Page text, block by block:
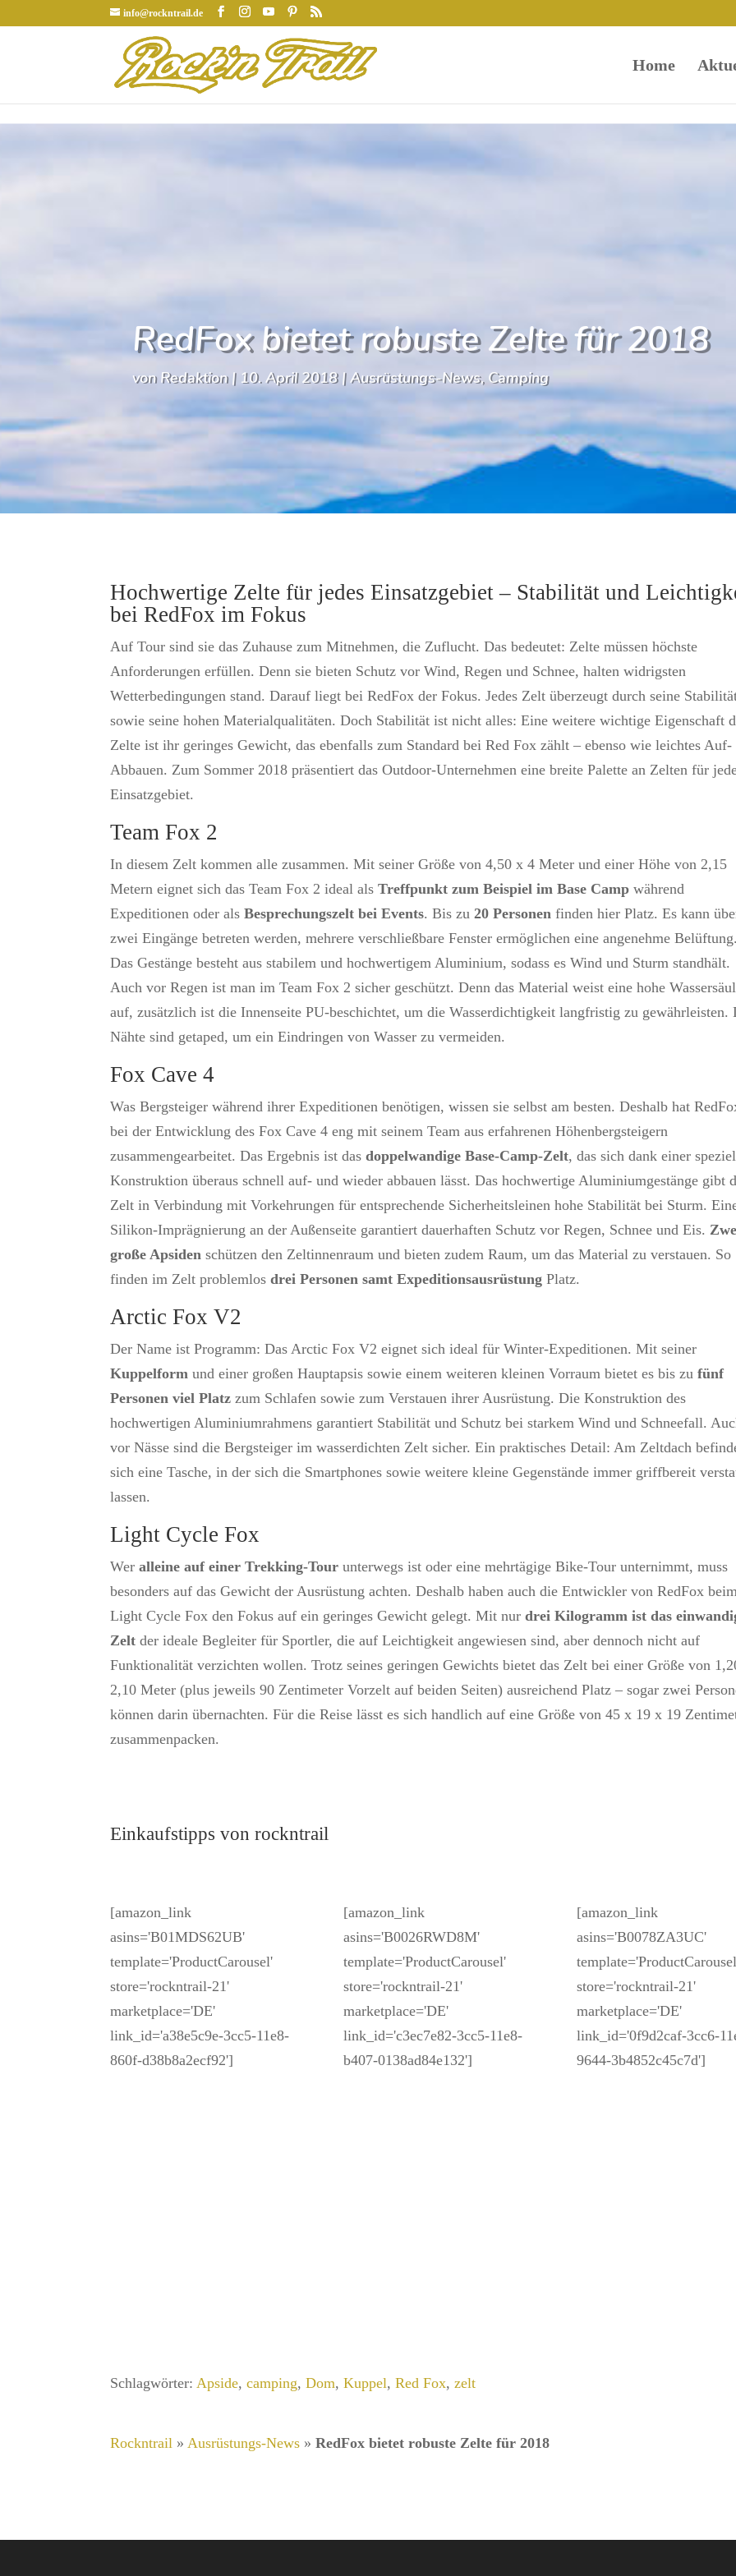
info@rockntrail.de
Home
RedFox bietet robuste Zelte für 2018
vonRedaktion| 10. April 2018|Ausrüstungs-News, Camping
Hochwertige Zelte für jedes Einsatzgebiet – Stabilität und
bei RedFox im Fokus
Auf Tour sind sie das Zuhause zum Mitnehmen, die Zuflucht. Das bedeutet: Zelte müssen höchste
Anforderungen erfüllen. Denn sie bieten Schutz vor Wind, Regen und Schnee, halten widrigsten
Wetterbedingungen stand. Darauf liegt bei RedFox der Fokus. Jedes Zelt überzeugt durch seine
sowie seine hohen Materialqualitäten. Doch Stabilität ist nicht alles: Eine weitere wichtige Eigenschaft
Zelte ist ihr geringes Gewicht, das ebenfalls zum Standard bei Red Fox zählt – ebenso wie leichtes Auf-
Abbauen. Zum Sommer 2018 präsentiert das Outdoor-Unternehmen eine breite Palette an Zelten für
Einsatzgebiet.
Team Fox 2
In diesem Zelt kommen alle zusammen. Mit seiner Größe von 4,50 x 4 Meter und einer Höhe von 2,15
Metern eignet sich das Team Fox 2 ideal alsTreffpunkt zum Beispiel im Base Camp während
Expeditionen oder alsBesprechungszelt bei Events. Bis zu20 Personen finden hier Platz. Es kann
zwei Eingänge betreten werden, mehrere verschließbare Fenster ermöglichen eine angenehme Belüftung.
Das Gestänge besteht aus stabilem und hochwertigem Aluminium, sodass es Wind und Sturm standhält.
Auch vor Regen ist man im Team Fox 2 sicher geschützt. Denn das Material weist eine hohe
auf, zusätzlich ist die Innenseite PU-beschichtet, um die Wasserdichtigkeit langfristig zu gewährleisten.
Nähte sind getaped, um ein Eindringen von Wasser zu vermeiden.
Fox Cave 4
Was Bergsteiger während ihrer Expeditionen benötigen, wissen sie selbst am besten. Deshalb hat
bei der Entwicklung des Fox Cave 4 eng mit seinem Team aus erfahrenen Höhenbergsteigern
zusammengearbeitet. Das Ergebnis ist dasdoppelwandige Base-Camp-Zelt, das sich dank einer
Konstruktion überaus schnell auf- und wieder abbauen lässt. Das hochwertige Aluminiumgestänge gibt
Zelt in Verbindung mit Vorkehrungen für entsprechende Sicherheitsleinen hohe Stabilität bei Sturm.
Silikon-Imprägnierung an der Außenseite garantiert dauerhaften Schutz vor Regen, Schnee und Eis.
große Apsiden schützen den Zeltinnenraum und bieten zudem Raum, um das Material zu verstauen. So
finden im Zelt problemlosdrei Personen samt Expeditionsausrüstung Platz.
Arctic Fox V2
Der Name ist Programm: Das Arctic Fox V2 eignet sich ideal für Winter-Expeditionen. Mit seiner
Kuppelform und einer großen Hauptapsis sowie einem weiteren kleinen Vorraum bietet es bis zufünf
Personen viel Platz zum Schlafen sowie zum Verstauen ihrer Ausrüstung. Die Konstruktion des
hochwertigen Aluminiumrahmens garantiert Stabilität und Schutz bei starkem Wind und Schneefall.
vor Nässe sind die Bergsteiger im wasserdichten Zelt sicher. Ein praktisches Detail: Am Zeltdach
sich eine Tasche, in der sich die Smartphones sowie weitere kleine Gegenstände immer griffbereit
lassen.
Light Cycle Fox
Weralleine auf einer Trekking-Tour unterwegs ist oder eine mehrtägige Bike-Tour unternimmt, muss
besonders auf das Gewicht der Ausrüstung achten. Deshalb haben auch die Entwickler von RedFox
Light Cycle Fox den Fokus auf ein geringes Gewicht gelegt. Mit nurdrei Kilogramm ist das
Zelt der ideale Begleiter für Sportler, die auf Leichtigkeit angewiesen sind, aber dennoch nicht auf
Funktionalität verzichten wollen. Trotz seines geringen Gewichts bietet das Zelt bei einer Größe von
2,10 Meter (plus jeweils 90 Zentimeter Vorzelt auf beiden Seiten) ausreichend Platz – sogar zwei
können darin übernachten. Für die Reise lässt es sich handlich auf eine Größe von 45 x 19 x 19
zusammenpacken.
Einkaufstipps von rockntrail
[amazon_link
asins='B01MDS62UB'
template='ProductCarousel'
store='rockntrail-21'
marketplace='DE'
link_id='a38e5c9e-3cc5-11e8-
860f-d38b8a2ecf92']
[amazon_link
asins='B0026RWD8M'
template='ProductCarousel'
store='rockntrail-21'
marketplace='DE'
link_id='c3ec7e82-3cc5-11e8-
b407-0138ad84e132']
[amazon_link
asins='B0078ZA3UC'
store='rockntrail-21'
marketplace='DE'
link_id='0f9d2caf-3cc6-
9644-3b4852c45c7d']
Schlagwörter:Apside,camping,Dom,Kuppel,Red Fox,zelt
Rockntrail »Ausrüstungs-News »RedFox bietet robuste Zelte für 2018